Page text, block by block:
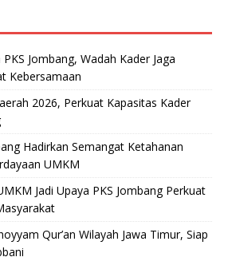
Jombang, Wadah Kader Jaga
Kebersamaan
2026, Perkuat Kapasitas Kader
Hadirkan Semangat Ketahanan
UMKM
Jadi Upaya PKS Jombang Perkuat
Qur’an Wilayah Jawa Timur, Siap